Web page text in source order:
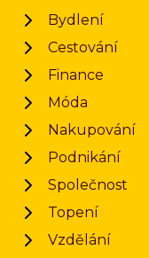
Bydlení
Cestování
Finance
Móda
Nakupování
Podnikání
Společnost
Topení
Vzdělání